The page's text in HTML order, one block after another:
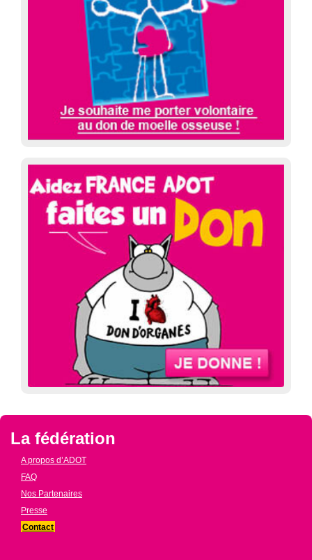
La fédération
A propos d’ADOT
FAQ
Nos Partenaires
Presse
Contact